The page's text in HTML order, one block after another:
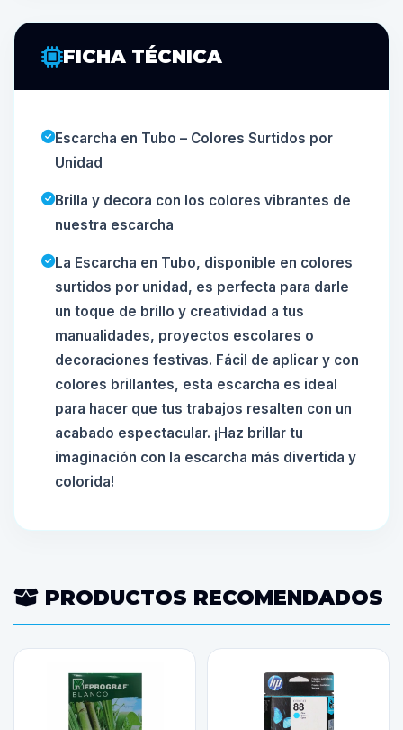
FICHA TÉCNICA
Escarcha en Tubo – Colores Surtidos por
Unidad
Brilla y decora con los colores vibrantes de
nuestra escarcha
La Escarcha en Tubo, disponible en colores
surtidos por unidad, es perfecta para darle
un toque de brillo y creatividad a tus
manualidades, proyectos escolares o
decoraciones festivas. Fácil de aplicar y con
colores brillantes, esta escarcha es ideal
para hacer que tus trabajos resalten con un
acabado espectacular. ¡Haz brillar tu
imaginación con la escarcha más divertida y
colorida!
PRODUCTOS RECOMENDADOS